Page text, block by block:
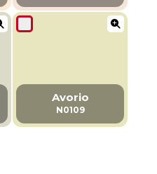
Avorio
N0109